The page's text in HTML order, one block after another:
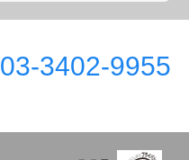
03-3402-9955